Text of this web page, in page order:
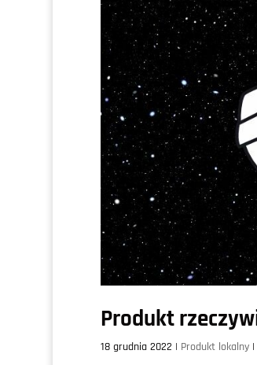
Produkt
18 grudnia 2022 | Produkt lokalny|